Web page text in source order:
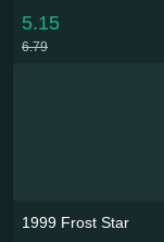
5.15
6.79
1999 Frost Star